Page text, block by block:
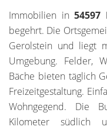
Immobilien in54597
begehrt. Die
Gerolstein und liegt
Umgebung. Felder,
Bäche bieten täglich
Freizeitgestaltung.
Wohngegend. Die
Kilometer südlich